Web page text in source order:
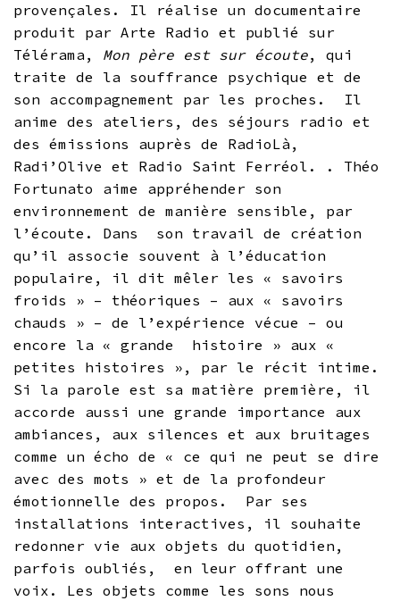
provençales. Il réalise un documentaire
produit par Arte Radio et publié sur
Télérama, Mon père est sur écoute, qui
traite de la souffrance psychique et de
son accompagnement par les proches. Il
anime des ateliers, des séjours radio et
des émissions auprès de RadioLà,
Radi’Olive et Radio Saint Ferréol. . Théo
Fortunato aime appréhender son
environnement de manière sensible, par
l’écoute. Dans son travail de création
qu’il associe souvent à l’éducation
populaire, il dit mêler les « savoirs
froids » – théoriques – aux « savoirs
chauds » – de l’expérience vécue – ou
encore la « grande histoire » aux «
petites histoires », par le récit intime.
Si la parole est sa matière première, il
accorde aussi une grande importance aux
ambiances, aux silences et aux bruitages
comme un écho de « ce qui ne peut se dire
avec des mots » et de la profondeur
émotionnelle des propos. Par ses
installations interactives, il souhaite
redonner vie aux objets du quotidien,
parfois oubliés, en leur offrant une
voix. Les objets comme les sons nous